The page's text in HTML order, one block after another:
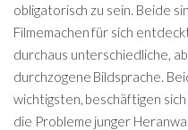
obligatorisch zu sein. Beide
Filmemachen für sich
durchaus unterschiedliche,
durchzogene Bildsprache.
wichtigsten, beschäftigen
die Probleme junger